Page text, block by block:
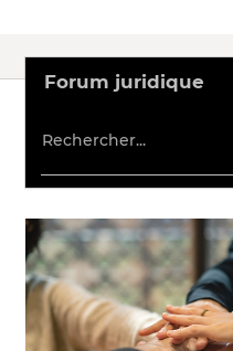
Forum juridique